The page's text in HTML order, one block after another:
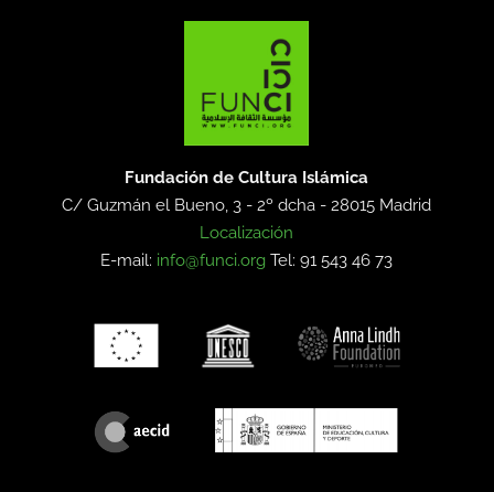
Fundación de Cultura Islámica
C/ Guzmán el Bueno, 3 - 2º dcha -28015 Madrid
Localización
E-mail: info@funci.org Tel: 91 543 46 73